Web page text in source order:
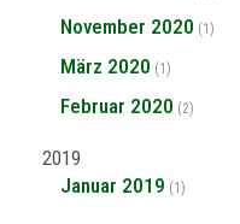
November 2020 (1)
März 2020 (1)
Februar 2020 (2)
2019
Januar 2019 (1)